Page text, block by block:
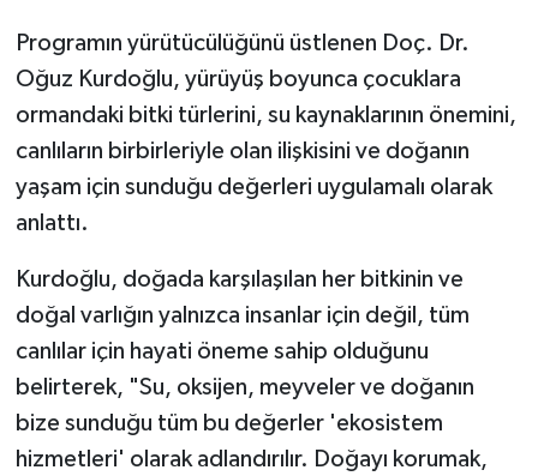
Programın yürütücülüğünü üstlenen Doç. Dr.
Oğuz Kurdoğlu, yürüyüş boyunca çocuklara
ormandaki bitki türlerini, su kaynaklarının önemini,
canlıların birbirleriyle olan ilişkisini ve doğanın
yaşam için sunduğu değerleri uygulamalı olarak
anlattı.
Kurdoğlu, doğada karşılaşılan her bitkinin ve
doğal varlığın yalnızca insanlar için değil, tüm
canlılar için hayati öneme sahip olduğunu
belirterek, "Su, oksijen, meyveler ve doğanın
bize sunduğu tüm bu değerler 'ekosistem
hizmetleri' olarak adlandırılır. Doğayı korumak,